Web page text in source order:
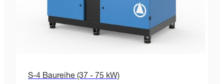
S-4 Baureihe (37 - 75 kW)